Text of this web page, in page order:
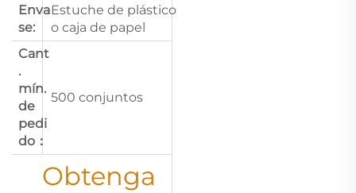
Enva
se:
Estuche de plástico
o caja de papel
Cant
.
mín.
de
pedi
do：
500 conjuntos
Obtenga